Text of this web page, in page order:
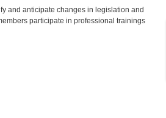
and anticipate changes in legislation and
participate in professional trainings